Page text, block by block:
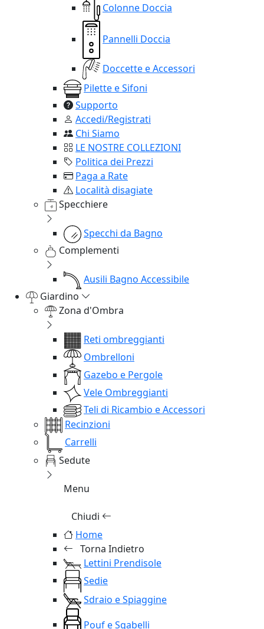
Colonne Doccia
Pannelli Doccia
Doccette e Accessori
Pilette e Sifoni
Supporto
Accedi/Registrati
Chi Siamo
LE NOSTRE COLLEZIONI
Politica dei Prezzi
Paga a Rate
Località disagiate
Specchiere
Specchi da Bagno
Complementi
Ausili Bagno Accessibile
Giardino
Zona d'Ombra
Reti ombreggianti
Ombrelloni
Gazebo e Pergole
Vele Ombreggianti
Teli di Ricambio e Accessori
Recinzioni
Carrelli
Sedute
Menu
Chiudi
Home
Torna Indietro
Lettini Prendisole
Sedie
Sdraio e Spiaggine
Pouf e Sgabelli